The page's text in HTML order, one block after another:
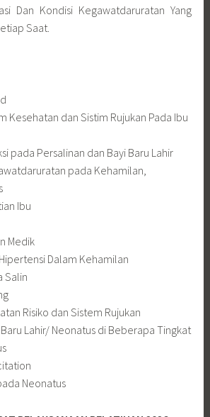
Dan Kondisi Kegawatdaruratan Yang
Saat.
Kesehatan dan Sistim Rujukan Pada Ibu
pada Persalinan dan Bayi Baru Lahir
pada Kehamilan,
Ibu
Medik
Dalam Kehamilan
Salin
Risiko dan Sistem Rujukan
Lahir/ Neonatus di Beberapa Tingkat
Neonatus